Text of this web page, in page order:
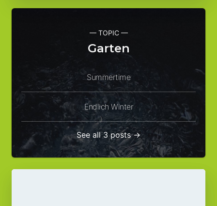
— TOPIC —
Garten
Summertime
Endlich Winter
See all 3 posts →